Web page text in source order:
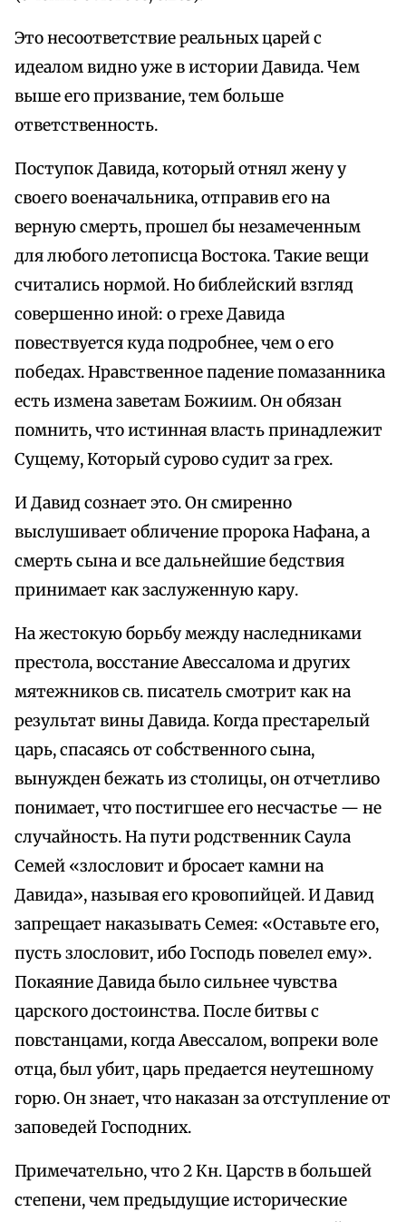
Это несоответствие реальных царей с
идеалом видно уже в истории Давида. Чем
выше его призвание, тем больше
ответственность.
Поступок Давида, который отнял жену у
своего военачальника, отправив его на
верную смерть, прошел бы незамеченным
для любого летописца Востока. Такие вещи
считались нормой. Но библейский взгляд
совершенно иной: о грехе Давида
повествуется куда подробнее, чем о его
победах. Нравственное падение помазанника
есть измена заветам Божиим. Он обязан
помнить, что истинная власть принадлежит
Сущему, Который сурово судит за грех.
И Давид сознает это. Он смиренно
выслушивает обличение пророка Нафана, а
смерть сына и все дальнейшие бедствия
принимает как заслуженную кару.
На жестокую борьбу между наследниками
престола, восстание Авессалома и других
мятежников св. писатель смотрит как на
результат вины Давида. Когда престарелый
царь, спасаясь от собственного сына,
вынужден бежать из столицы, он отчетливо
понимает, что постигшее его несчастье — не
случайность. На пути родственник Саула
Семей «злословит и бросает камни на
Давида», называя его кровопийцей. И Давид
запрещает наказывать Семея: «Оставьте его,
пусть злословит, ибо Господь повелел ему».
Покаяние Давида было сильнее чувства
царского достоинства. После битвы с
повстанцами, когда Авессалом, вопреки воле
отца, был убит, царь предается неутешному
горю. Он знает, что наказан за отступление от
заповедей Господних.
Примечательно, что 2 Кн. Царств в большей
степени, чем предыдущие исторические